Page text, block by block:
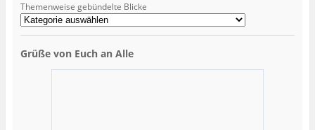
Themenweise gebündelte Blicke
Grüße von Euch an Alle